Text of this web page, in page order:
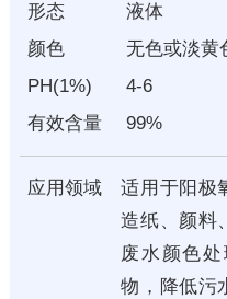
形态
液体
颜色
无色或淡黄
PH(1%)
4-6
有效含量
99%
应用领域
适用于阳极
造纸、颜料
废水颜色
物，降低污